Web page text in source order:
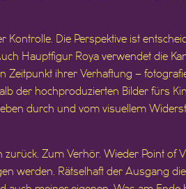
Die Perspektive ist
Hauptfigur Roya verwendet die
Zeitpunkt ihrer Verhaftung –
der hochproduzierten Bilder fürs
durch und vom visuellem
Zum Verhör. Wieder Point of
werden. Rätselhaft der Ausgang